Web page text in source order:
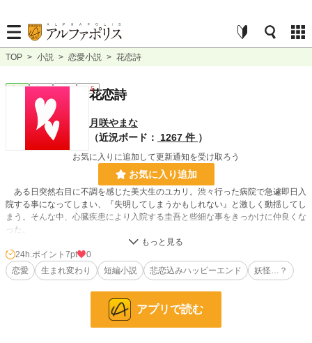
TOP > 小説 > 恋愛小説 > 花恋詩
完結 短編 R15花恋詩
月咲やまな
（近況ボード：
1267 件 ）
お気に入りに追加して更新通知を受け取ろう
お気に入り追加
ある日突然右目に不調を感じた美大生のユカリ。渋々行った病院で急遽即日入
院する事になってしまい、『失明してしまうかもしれない』と激しく動揺してし
まう。そんな中、心臓疾患により入院する圭吾と些細な事をきっかけに仲良くな
った。
たった一週間の短い出逢い。
退院を前日に控えた夜。先の無い彼は、ユカリに一晩だけ側に居させて欲しい
○悲恋っぽい恋愛・妖怪モノ・病室が舞台のお話。
24h.ポイント 7pt
0
恋愛
生まれ変わり 短編小説 悲恋込みハッピーエンド 妖怪…？
アプリで読む